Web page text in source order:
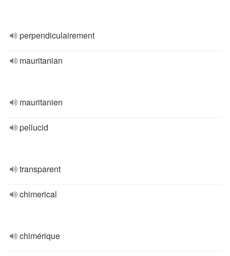
perpendiculairement
mauritanian
mauritanien
pellucid
transparent
chimerical
chimérique